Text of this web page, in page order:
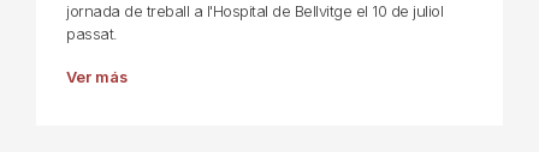
jornada de treball a l'Hospital de Bellvitge el 10 de juliol
passat.
Ver más